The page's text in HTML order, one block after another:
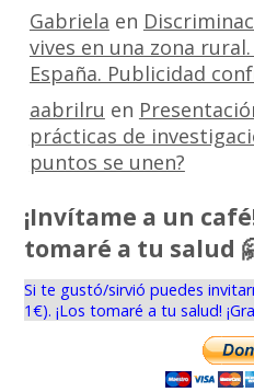
Gabriela en
vives en una zona
España. Publicidad
aabrilru en
prácticas de
puntos se unen?
¡Invítame a un
tomaré a tu salud
Si te gustó/sirvió puedes
1€). ¡Los tomaré a tu salud!